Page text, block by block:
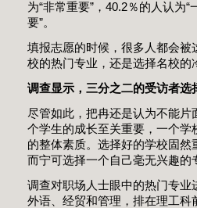
为“非常重要”，40.2％的人认为
要”。
填报志愿的时候，很多人都会
校的热门专业，还是选择名校的
调查显示，三分之二的受访者选
尽管如此，把冉还是认为不能
个学生的成长至关重要，一个
的整体素质。选择好的学校固
而宁可选择一个自己毫无兴趣的
调查对职场人士眼中的热门专
外语、经贸和管理，排在理工